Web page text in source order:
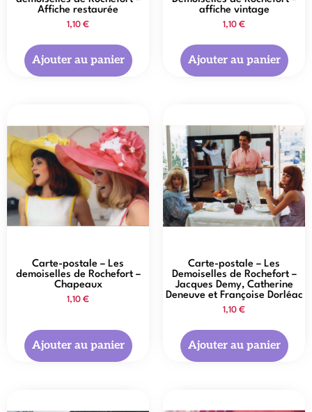
Affiche restaurée
1,10 €
Ajouter au panier
affiche vintage
1,10 €
Ajouter au panier
Carte-postale – Les
demoiselles de Rochefort –
Chapeaux
1,10 €
Ajouter au panier
Carte-postale – Les
Demoiselles de Rochefort –
Jacques Demy, Catherine
Deneuve et Françoise Dorléac
1,10 €
Ajouter au panier